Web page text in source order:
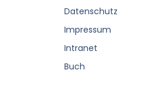
Datenschutz
Impressum
Intranet
Buch